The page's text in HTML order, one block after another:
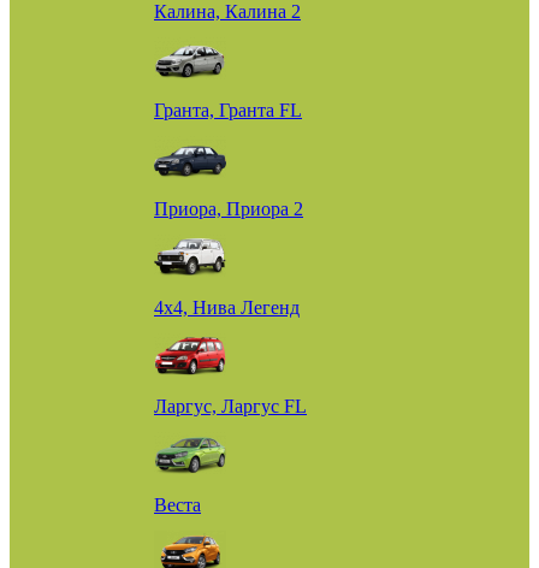
Калина, Калина 2
Гранта, Гранта FL
Приора, Приора 2
4х4, Нива Легенд
Ларгус, Ларгус FL
Веста